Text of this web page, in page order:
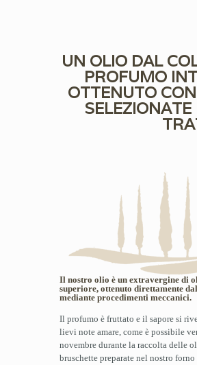
UN OLIO DAL
PROFUMO
OTTENUTO
SELEZIONATE
Il nostro olio è un extravergine di
superiore, ottenuto direttamente
mediante procedimenti meccanici.
Il profumo è fruttato e il sapore si
lievi note amare, come è possibile
novembre durante la raccolta delle
bruschette preparate nel nostro forno